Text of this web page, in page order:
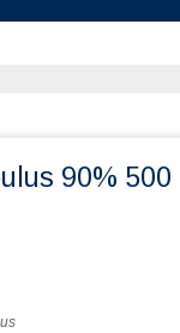
90% 500